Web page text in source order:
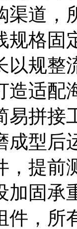
渠道，
规格固
以规整
造适配
易拼接
成型后
，提前
加固承
件，所